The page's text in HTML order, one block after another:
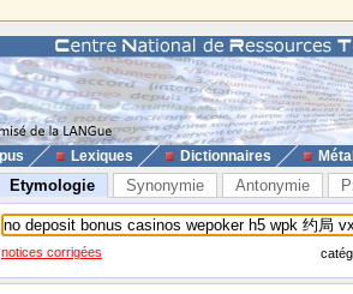
Lexiques Dictionnaires
Etymologie Synonymie Antonymie
notices corrigées